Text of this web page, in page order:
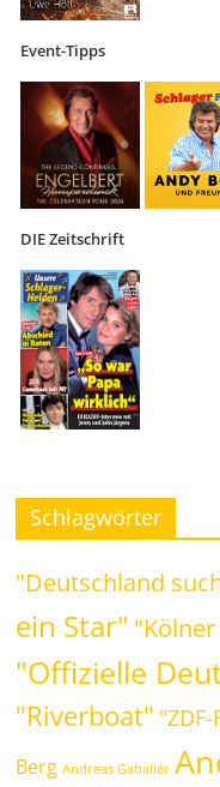
Event-Tipps
DIE Zeitschrift
Schlagwörter
"Deutschland
ein Star"
"Offizielle
"Riverboat"
Berg Andreas Gabalier